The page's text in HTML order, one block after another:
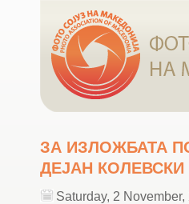
ЗА ИЗЛОЖБАТА
ДЕЈАН КОЛЕВСКИ
Saturday, 2 November,